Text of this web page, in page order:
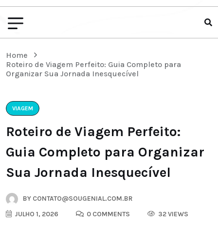
Home
Roteiro de Viagem Perfeito: Guia Completo para
Organizar Sua Jornada Inesquecível
VIAGEM
Roteiro de Viagem Perfeito:
Guia Completo para Organizar
Sua Jornada Inesquecível
BY CONTATO@SOUGENIAL.COM.BR
JULHO 1, 2026
0 COMMENTS
32 VIEWS